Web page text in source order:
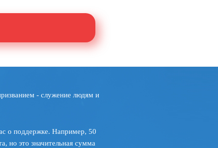
- служение людям и
о поддержке. Например, 50
но это значительная сумма